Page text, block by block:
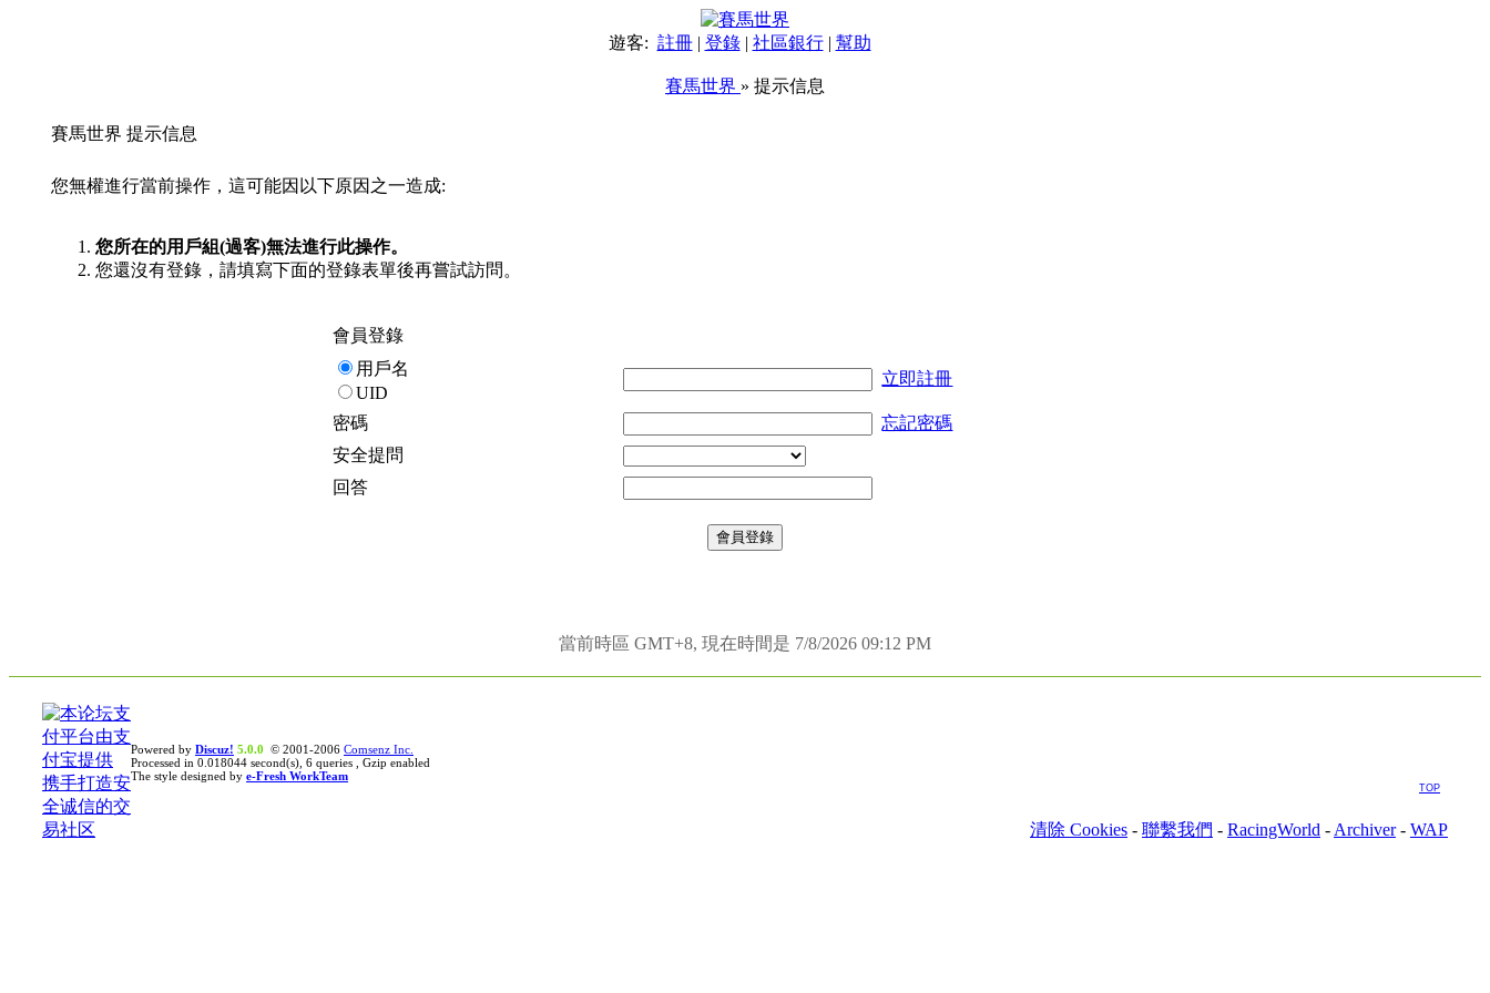
遊客: 註冊| 登錄| 社區銀行| 幫助
賽馬世界 » 提示信息
賽馬世界 提示信息
您無權進行當前操作，這可能因以下原因之一造成:
您所在的用戶組(過客)無法進行此操作。
您還沒有登錄，請填寫下面的登錄表單後再嘗試訪問。
會員登錄
用戶名
UID
立即註冊
密碼
忘記密碼
安全提問
回答
當前時區 GMT+8, 現在時間是 7/8/2026 09:12 PM
Powered by Discuz! 5.0.0 © 2001-2006 Comsenz Inc.
Processed in 0.018044 second(s), 6 queries , Gzip enabled
The style designed by e-Fresh WorkTeam
TOP
清除 Cookies - 聯繫我們 - RacingWorld - Archiver- WAP